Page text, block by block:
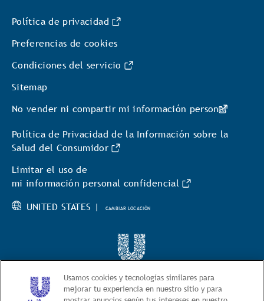
Política de privacidad
Preferencias de cookies
Condiciones del servicio
Sitemap
No vender ni compartir mi información personal
Política de Privacidad de la Información sobre la
Salud del Consumidor
Limitar el uso de
mi información personal confidencial
UNITED STATES | CAMBIAR LOCACIÓN
© 2026 BestFoods
Usamos cookies y tecnologías similares para
mejorar tu experiencia en nuestro sitio y para